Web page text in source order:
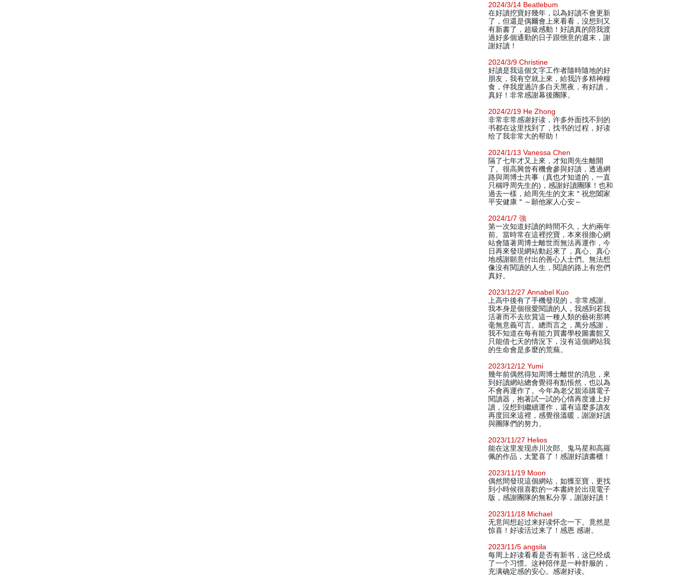
2024/3/14 Beatlebum
在好讀挖寶好幾年，以為好讀不會更新
了，但還是偶爾會上來看看，沒想到又
有新書了，超級感動！好讀真的陪我渡
過好多個通勤的日子跟愜意的週末，謝
謝好讀！
2024/3/9 Christine
好讀是我這個文字工作者隨時隨地的好
朋友，我有空就上來，給我許多精神糧
食，伴我度過許多白天黑夜，有好讀，
真好！非常感謝幕後團隊。
2024/2/19 He Zhong
非常非常感谢好读，许多外面找不到的
书都在这里找到了，找书的过程，好读
给了我非常大的帮助！
2024/1/13 Vanessa Chen
隔了七年才又上來，才知周先生離開
了。很高興曾有機會參與好讀，透過網
路與周博士共事（真也才知道的，一直
只稱呼周先生的)，感謝好讀團隊！也和
過去一樣，給周先生的文末＂祝您闔家
平安健康＂～願他家人心安～
2024/1/7 強
第一次知道好讀的時間不久，大約兩年
前。當時常在這裡挖寶，本來很擔心網
站會隨著周博士離世而無法再運作，今
日再來發現網站動起來了，真心、真心
地感謝願意付出的善心人士們。無法想
像沒有閱讀的人生，閱讀的路上有您們
真好。
2023/12/27 Annabel Kuo
上高中後有了手機發現的，非常感謝。
我本身是個很愛閱讀的人，我感到若我
活著而不去欣賞這一種人類的藝術那將
毫無意義可言。總而言之，萬分感謝，
我不知道在每有能力買書學校圖書館又
只能借七天的情況下，沒有這個網站我
的生命會是多麼的荒蕪。
2023/12/12 Yumi
幾年前偶然得知周博士離世的消息，來
到好讀網站總會覺得有點悵然，也以為
不會再運作了。今年為老父親添購電子
閱讀器，抱著試一試的心情再度連上好
讀，沒想到繼續運作，還有這麼多讀友
再度回來這裡，感覺很溫暖，謝謝好讀
與團隊們的努力。
2023/11/27 Helios
能在这里发现赤川次郎、鬼马星和高羅
佩的作品，太驚喜了！感謝好讀書櫃！
2023/11/19 Moon
偶然間發現這個網站，如獲至寶，更找
到小時候很喜歡的一本書終於出現電子
版，感謝團隊的無私分享，謝謝好讀！
2023/11/18 Michael
无意间想起过来好读怀念一下。竟然是
惊喜！好读活过来了！感恩 感谢。
2023/11/5 angsila
每周上好读看看是否有新书，这已经成
了一个习惯。这种陪伴是一种舒服的，
充满确定感的安心。感谢好读。